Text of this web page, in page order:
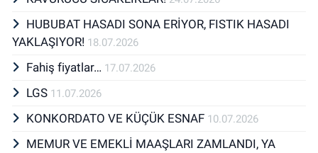
HUBUBAT HASADI SONA ERİYOR, FISTIK HASADI
YAKLAŞIYOR! 18.07.2026
Fahiş fiyatlar… 17.07.2026
LGS 11.07.2026
KONKORDATO VE KÜÇÜK ESNAF 10.07.2026
MEMUR VE EMEKLİ MAAŞLARI ZAMLANDI, YA